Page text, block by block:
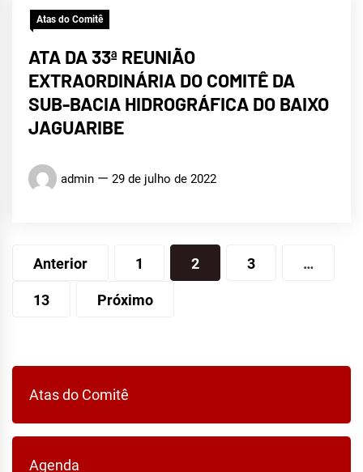
Atas do Comitê
ATA DA 33ª REUNIÃO
EXTRAORDINÁRIA DO COMITÊ DA
SUB-BACIA HIDROGRÁFICA DO BAIXO
JAGUARIBE
admin 29 de julho de 2022
Paginação
posts
Anterior 1 2 3 …
13 Próximo
Atas do Comitê
Agenda